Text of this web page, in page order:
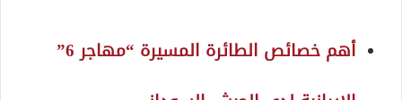
أهم خصائص الطائرة المسيرة “مهاجر 6”